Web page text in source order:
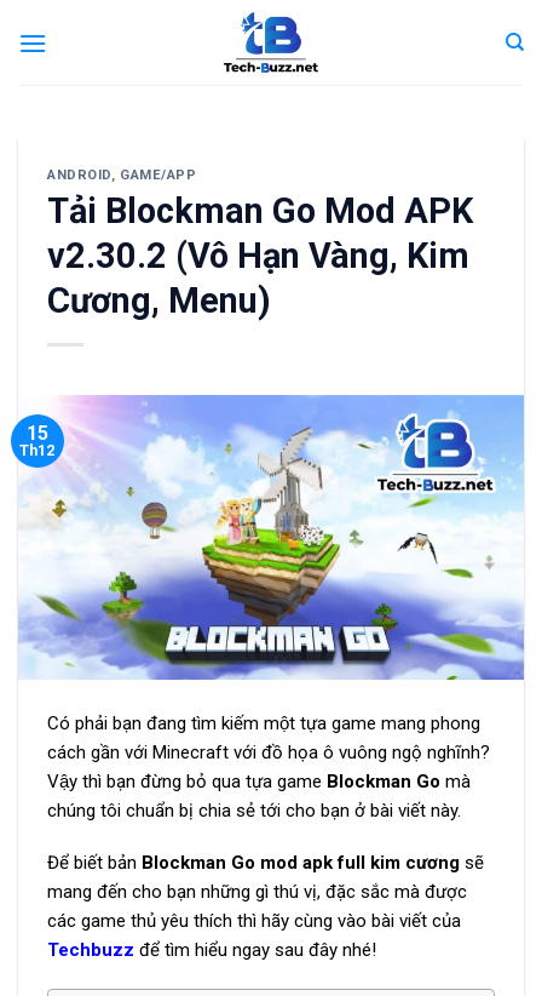
ANDROID, GAME/APP
Tải Blockman Go Mod APK
v2.30.2 (Vô Hạn Vàng, Kim
Cương, Menu)
15
Th12
Có phải bạn đang tìm kiếm một tựa game mang phong
cách gần với Minecraft với đồ họa ô vuông ngộ nghĩnh?
Vậy thì bạn đừng bỏ qua tựa game Blockman Go mà
chúng tôi chuẩn bị chia sẻ tới cho bạn ở bài viết này.
Để biết bản Blockman Go mod apk full kim cương sẽ
mang đến cho bạn những gì thú vị, đặc sắc mà được
các game thủ yêu thích thì hãy cùng vào bài viết của
Techbuzz để tìm hiểu ngay sau đây nhé!